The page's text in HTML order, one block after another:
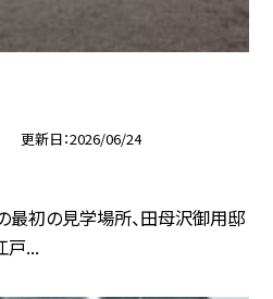
更新日 2026/06/24
初の見学場所、田母沢御用邸
戸...